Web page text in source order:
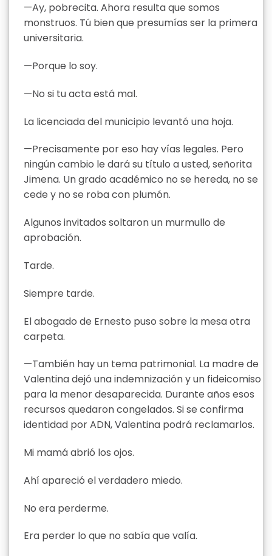
—Ay, pobrecita. Ahora resulta que somos
monstruos. Tú bien que presumías ser la primera
universitaria.
—Porque lo soy.
—No si tu acta está mal.
La licenciada del municipio levantó una hoja.
—Precisamente por eso hay vías legales. Pero
ningún cambio le dará su título a usted, señorita
Jimena. Un grado académico no se hereda, no se
cede y no se roba con plumón.
Algunos invitados soltaron un murmullo de
aprobación.
Tarde.
Siempre tarde.
El abogado de Ernesto puso sobre la mesa otra
carpeta.
—También hay un tema patrimonial. La madre de
Valentina dejó una indemnización y un fideicomiso
para la menor desaparecida. Durante años esos
recursos quedaron congelados. Si se confirma
identidad por ADN, Valentina podrá reclamarlos.
Mi mamá abrió los ojos.
Ahí apareció el verdadero miedo.
No era perderme.
Era perder lo que no sabía que valía.